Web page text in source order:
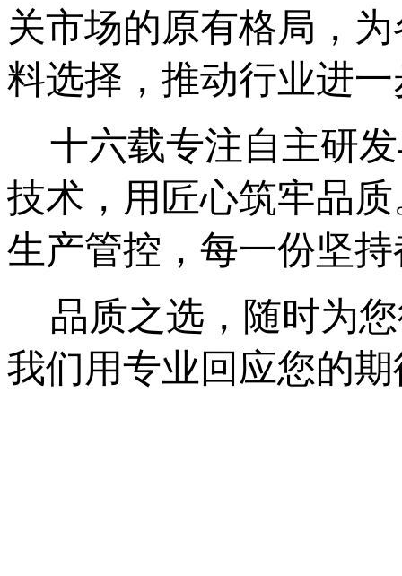
关市场的原有格局，
料选择，推动行业进
十六载专注自主研
技术，用匠心筑牢品
生产管控，每一份坚
品质之选，随时为
我们用专业回应您的